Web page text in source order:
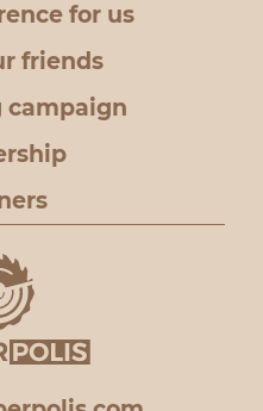
for us
friends
campaign